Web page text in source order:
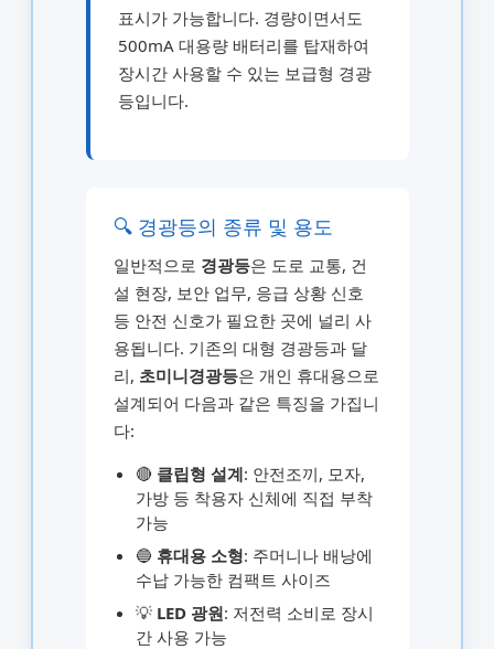
표시가 가능합니다. 경량이면서도
500mA 대용량 배터리를 탑재하여
장시간 사용할 수 있는 보급형 경광
등입니다.
🔍 경광등의 종류 및 용도
일반적으로 경광등은 도로 교통, 건
설 현장, 보안 업무, 응급 상황 신호
등 안전 신호가 필요한 곳에 널리 사
용됩니다. 기존의 대형 경광등과 달
리, 초미니경광등은 개인 휴대용으로
설계되어 다음과 같은 특징을 가집니
다:
🔴 클립형 설계: 안전조끼, 모자,
가방 등 착용자 신체에 직접 부착
가능
🔵 휴대용 소형: 주머니나 배낭에
수납 가능한 컴팩트 사이즈
💡 LED 광원: 저전력 소비로 장시
간 사용 가능